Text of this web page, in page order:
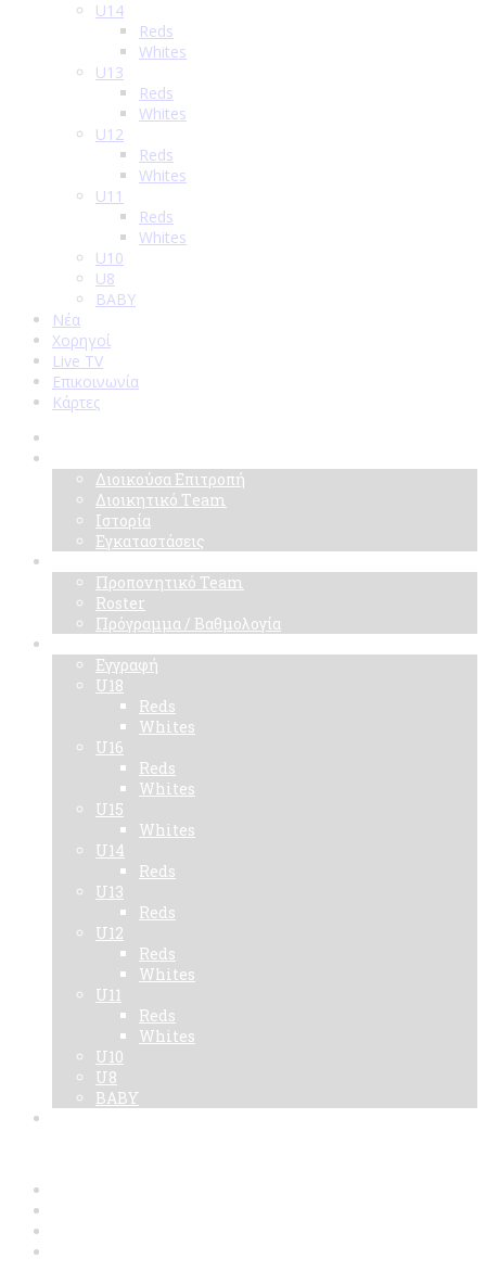
U14
Reds
Whites
U13
Reds
Whites
U12
Reds
Whites
U11
Reds
Whites
U10
U8
BABY
Νέα
Χορηγοί
Live TV
Επικοινωνία
Κάρτες
Διοικούσα Επιτροπή
Διοικητικό Τeam
Ιστορία
Εγκαταστάσεις
Προπονητικό Team
Roster
Πρόγραμμα / Βαθμολογία
Εγγραφή
U18
Reds
Whites
U16
Reds
Whites
U15
Whites
U14
Reds
U13
Reds
U12
Reds
Whites
U11
Reds
Whites
U10
U8
BABY